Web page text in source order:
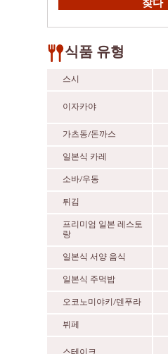
식품 유형
스시
이자카야
가츠동/돈까스
일본식 카레
소바/우동
튀김
프리미엄 일본 레스토
랑
일본식 서양 음식
일본식 주먹밥
오코노미야키/덴푸라
뷔페